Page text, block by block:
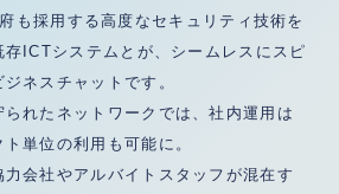
も採用する高度なセキュリティ技術を
存ICTシステムとが、シームレスにスピ
ネスチャットです。
れたネットワークでは、社内運用は
単位の利用も可能に。
会社やアルバイトスタッフが混在す